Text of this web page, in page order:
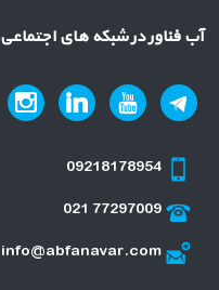
آب فناور در شبکه های اجتماعی
09218178954
021 77297009
info@abfanavar.com